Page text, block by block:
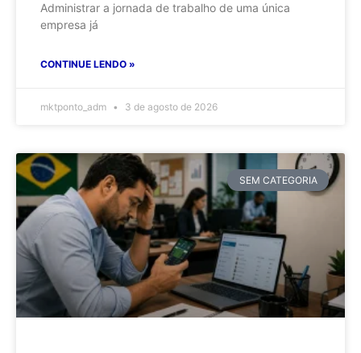
Administrar a jornada de trabalho de uma única
empresa já
CONTINUE LENDO »
mktponto_adm 3 de agosto de 2026
SEM CATEGORIA